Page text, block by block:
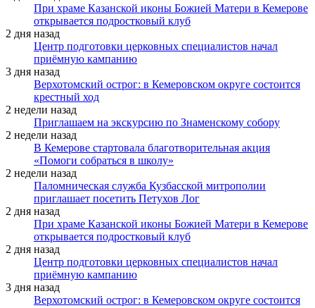
При храме Казанской иконы Божией Матери в Кемерове
открывается подростковый клуб
2 дня назад
Центр подготовки церковных специалистов начал
приёмную кампанию
3 дня назад
Верхотомский острог: в Кемеровском округе состоится
крестный ход
2 недели назад
Приглашаем на экскурсию по Знаменскому собору
2 недели назад
В Кемерове стартовала благотворительная акция
«Помоги собраться в школу»
2 недели назад
Паломническая служба Кузбасской митрополии
приглашает посетить Петухов Лог
2 дня назад
При храме Казанской иконы Божией Матери в Кемерове
открывается подростковый клуб
2 дня назад
Центр подготовки церковных специалистов начал
приёмную кампанию
3 дня назад
Верхотомский острог: в Кемеровском округе состоится